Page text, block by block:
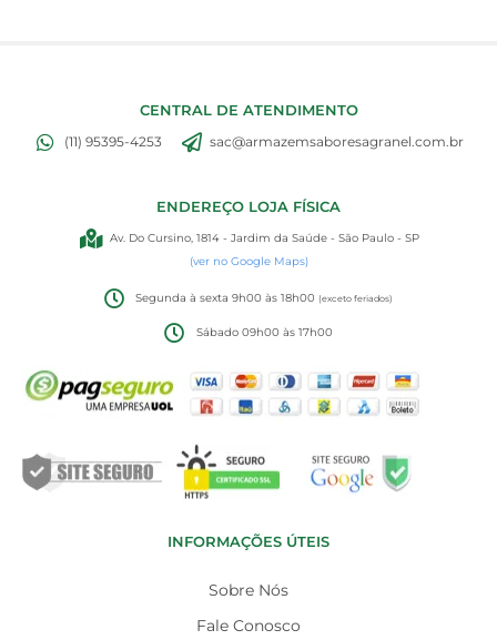
CENTRAL DE ATENDIMENTO
(11) 95395-4253 sac@armazemsaboresagranel.com.br
ENDEREÇO LOJA FÍSICA
Av. Do Cursino, 1814 - Jardim da Saúde - São Paulo - SP
(ver no Google Maps)
Segunda à sexta 9h00 às 18h00(exceto feriados)
Sábado 09h00 às 17h00
INFORMAÇÕES ÚTEIS
Sobre Nós
Fale Conosco